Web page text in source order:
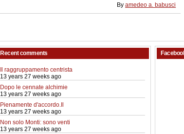
Byamedeo a. babusci
Recent comments
Il raggruppamento centrista
13 years 27 weeks ago
Dopo le cennate alchimie
13 years 27 weeks ago
Pienamente d'accordo.Il
13 years 27 weeks ago
Non solo Monti: sono venti
13 years 27 weeks ago